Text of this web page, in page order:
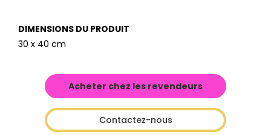
DIMENSIONS DU PRODUIT
30 x 40 cm
Acheter chez les revendeurs
Contactez-nous